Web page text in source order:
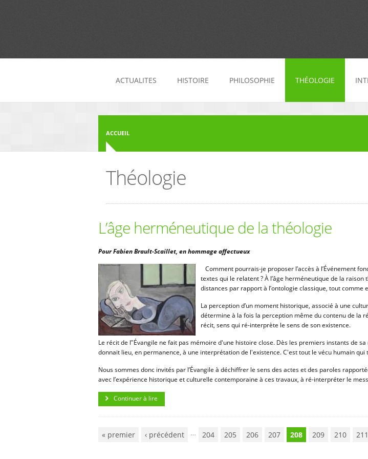
ACTUALITES HISTOIRE PHILOSOPHIE THÉOLOGIE
ACCUEIL
Théologie
L’âge herméneutique de la théologie
Pour Fabien Brault-Scaillet, en hommage affectueux
Comment pourrais-je proposer l’accès à l’Événement
textes qui le relatent ? À l’âge herméneutique de la
distances par rapport à l’ontologie classique, tout
La perception d’un moment historique, associé à une
détermine à la fois la perception même du contenu de la
récit, sens qui ré-interprète le sens de son existence.
Le récit de l’'Évangile ne fait pas mémoire d'une histoire close. Dès les premiers instants de
donnait lieu, en permanence, à une interprétation de l'existence. C'est tout le vécu humain
Nous sommes donc invités par l’Évangile à déchiffrer le sens des actes et des paroles
avec l’expérience historique et culturelle contemporaine à ces travaux, à ré-interpréter le
Continuer à lire
Pages
« premier ‹ précédent … 204 205 206 207 208 209 210 211